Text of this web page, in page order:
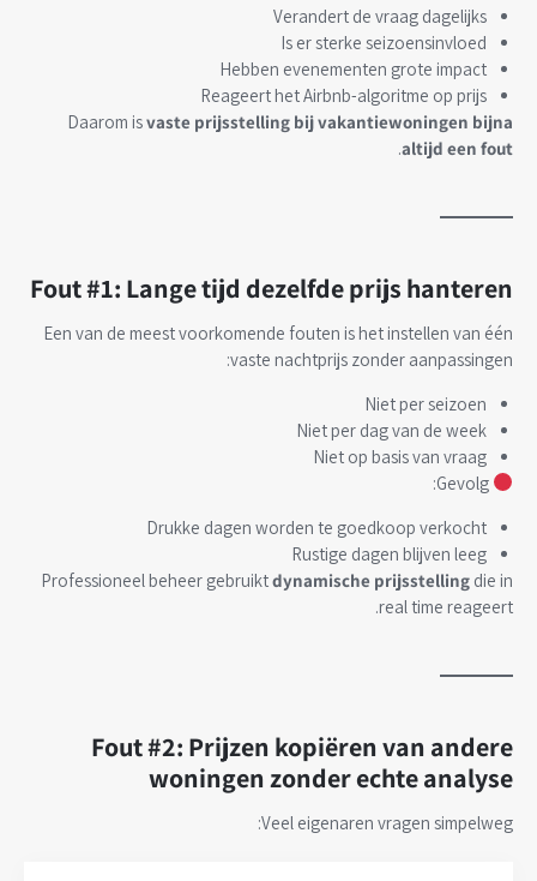
Verandert de vraag dagelijks
Is er sterke seizoensinvloed
Hebben evenementen grote impact
Reageert het Airbnb-algoritme op prijs
Daarom isvaste prijsstelling bij vakantiewoningen bijna
altijd een fout
.
Fout #1: Lange tijd dezelfde prijs hanteren
Een van de meest voorkomende fouten is het instellen van één
vaste nachtprijs zonder aanpassingen:
Niet per seizoen
Niet per dag van de week
Niet op basis van vraag
Gevolg:
Drukke dagen worden te goedkoop verkocht
Rustige dagen blijven leeg
Professioneel beheer gebruiktdynamische prijsstelling die in
real time reageert.
Fout #2: Prijzen kopiëren van andere
woningen zonder echte analyse
Veel eigenaren vragen simpelweg: